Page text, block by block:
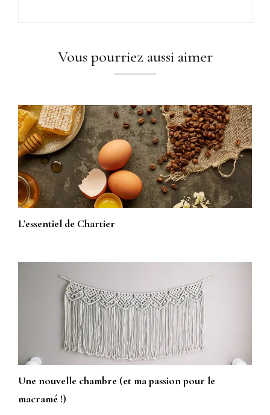
Vous pourriez aussi aimer
L’essentiel de Chartier
Une nouvelle chambre (et ma passion pour le
macramé !)